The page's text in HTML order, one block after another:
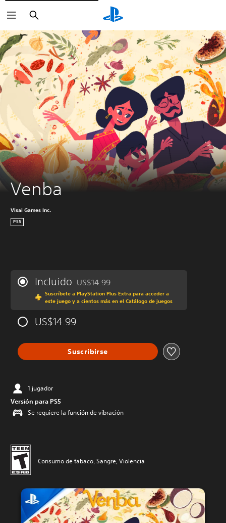
Buscar
Venba
Visai Games Inc.
PS5
Incluido Rebajado del precio original de US$14.99
US$14.99
Suscríbete a PlayStation Plus Extra para acceder a
este juego y a cientos más en el Catálogo de juegos
US$14.99
Suscribirse
1 jugador
Versión para PS5
Se requiere la función de vibración
Consumo de tabaco, Sangre, Violencia